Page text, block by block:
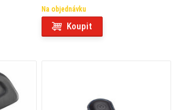
Na objednávku
Koupit